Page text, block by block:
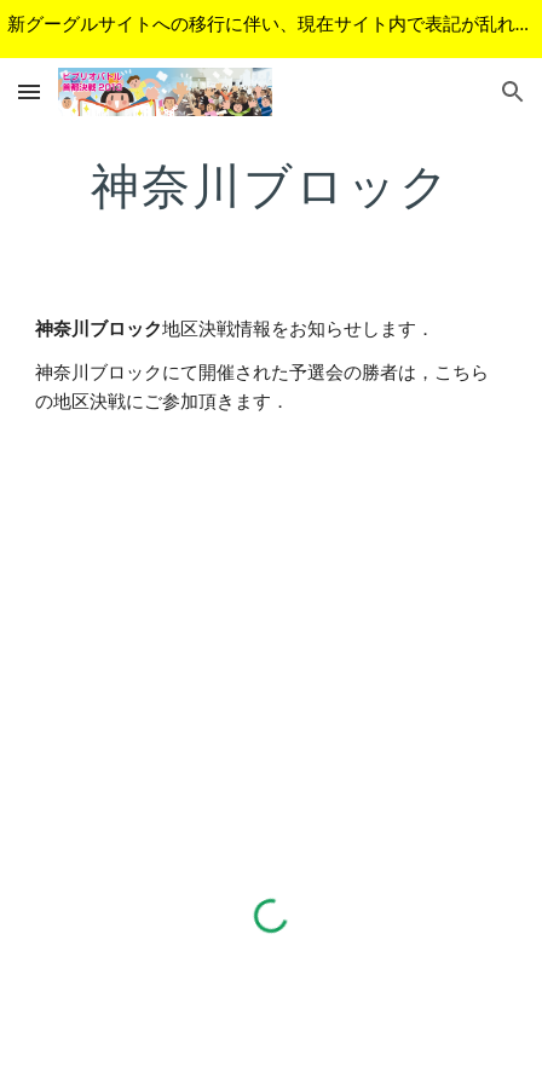
新グーグルサイトへの移行に伴い、現在サイト内で表記が乱れているページがあります。順次修正予定です。ご不便をおかけして申し訳ございません。
神奈川ブロック
神奈川ブロック地区決戦情報をお知らせします．
神奈川ブロックにて開催された予選会の勝者は，こちら
の地区決戦にご参加頂きます．